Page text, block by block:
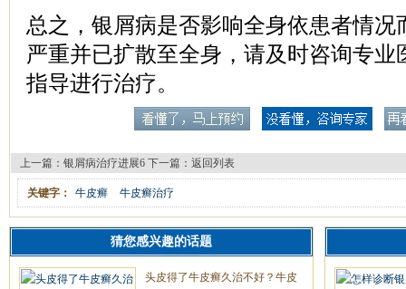
总之，银屑病是否影响全身依患者情况
严重并已扩散至全身，请及时咨询专业
指导进行治疗。
上一篇： 银屑病治疗进展6 下一篇： 返回列表
关键字： 牛皮癣 牛皮癣治疗
猜您感兴趣的话题
头皮得了牛皮癣久治不好？牛皮